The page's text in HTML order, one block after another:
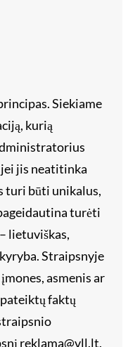
Siekiame
kurią
jis neatitinka
turi būti unikalus,
turėti
lietuviškas,
Straipsnyje
asmenis ar
faktų
reklama@vll.lt.